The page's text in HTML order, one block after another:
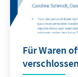
Für Waren